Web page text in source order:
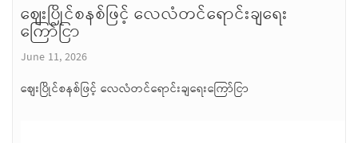
စျေးပြိုင်စနစ်ဖြင့် လေလံတင်ရောင်းချ‌‌ရေး
ကြော်ငြာ
June 11, 2026
စျေးပြိုင်စနစ်ဖြင့် လေလံတင်ရောင်းချ‌‌ရေးကြော်ငြာ